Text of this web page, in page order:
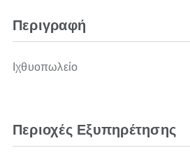
Περιγραφή
Ιχθυοπωλείο
Περιοχές Εξυπηρέτησης